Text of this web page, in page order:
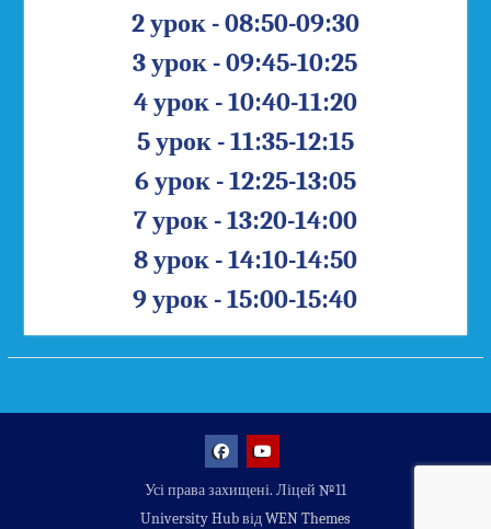
2 урок - 08:50-09:30
3 урок - 09:45-10:25
4 урок - 10:40-11:20
5 урок - 11:35-12:15
6 урок - 12:25-13:05
7 урок - 13:20-14:00
8 урок - 14:10-14:50
9 урок - 15:00-15:40
Усі права захищені. Ліцей №11
University Hub відWEN Themes